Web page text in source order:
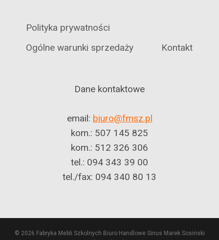
Polityka prywatności
Ogólne warunki sprzedaży
Kontakt
Dane kontaktowe
email: biuro@fmsz.pl
kom.: 507 145 825
kom.: 512 326 306
tel.: 094 343 39 00
tel./fax: 094 340 80 13
© 2026 Fabryka Mebli Szkolnych Biuro Handlowe Sinus Marek Sosiński